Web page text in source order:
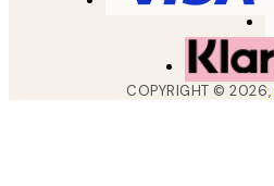
COPYRIGHT ©2026,